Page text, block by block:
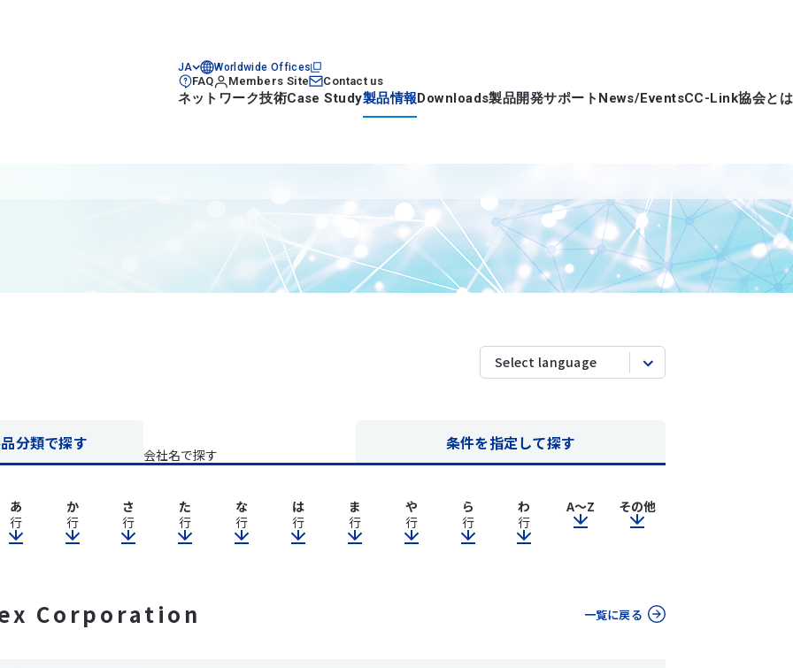
JA Worldwide Offices
FAQ Members Site Contact us
ネットワーク技術Case Study製品情報Downloads製品開発サポート News/EventsCC-Link協会とは
分類で探す
会社名で探す
条件を指定して探す
あ
行
か
行
さ
行
た
行
な
行
は
行
ま
行
や
行
ら
行
わ
行
A～Z その他
Corporation 一覧に戻る